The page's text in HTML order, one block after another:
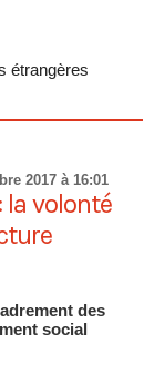
étrangères
2017 à 16:01
la volonté
des
social